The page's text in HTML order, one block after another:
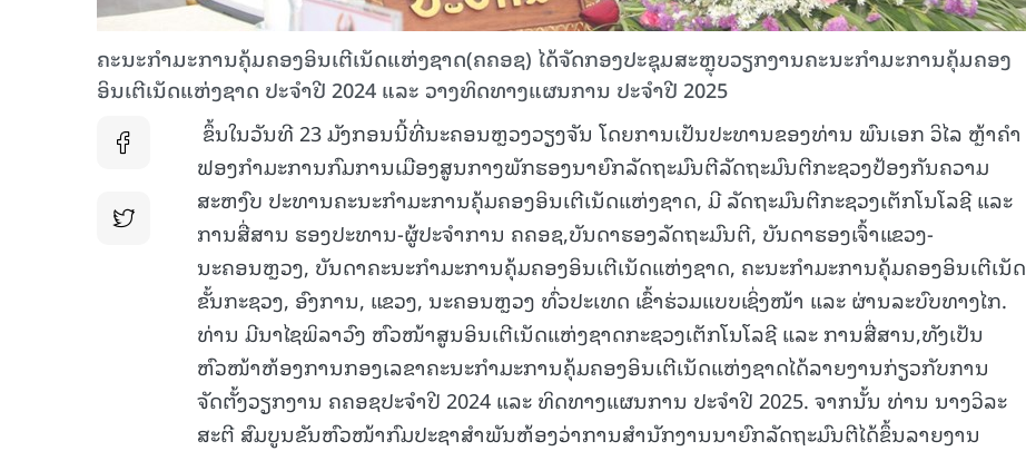
ຄະນະກໍາມະການຄຸ້ມຄອງອິນເຕີເນັດແຫ່ງຊາດ(ຄຄອຊ) ໄດ້ຈັດກອງປະຊຸມສະຫຼຸບວຽກງານຄະນະກຳມະການຄຸ້ມຄອງ
ອິນເຕີເນັດແຫ່ງຊາດ ປະຈຳປີ 2024 ແລະ ວາງທິດທາງແຜນການ ປະຈຳປີ 2025
ຂຶ້ນໃນວັນທີ 23 ມັງກອນນີ້ທີ່ນະຄອນຫຼວງວຽງຈັນ ໂດຍການເປັນປະທານຂອງທ່ານ ພົນເອກ ວິໄລ ຫຼ້າຄຳ
ຟອງກໍາມະການກົມການເມືອງສູນກາງພັກຮອງນາຍົກລັດຖະມົນຕີລັດຖະມົນຕີກະຊວງປ້ອງກັນຄວາມ
ສະຫງົບ ປະທານຄະນະກຳມະການຄຸ້ມຄອງອິນເຕີເນັດແຫ່ງຊາດ, ມີ ລັດຖະມົນຕີກະຊວງເຕັກໂນໂລຊີ ແລະ
ການສື່ສານ ຮອງປະທານ-ຜູ້ປະຈຳການ ຄຄອຊ,ບັນດາຮອງລັດຖະມົນຕີ, ບັນດາຮອງເຈົ້າແຂວງ-
ນະຄອນຫຼວງ, ບັນດາຄະນະກຳມະການຄຸ້ມຄອງອິນເຕີເນັດແຫ່ງຊາດ, ຄະນະກຳມະການຄຸ້ມຄອງອິນເຕີເນັດ
ຂັ້ນກະຊວງ, ອົງການ, ແຂວງ, ນະຄອນຫຼວງ ທົ່ວປະເທດ ເຂົ້າຮ່ວມແບບເຊິ່ງໜ້າ ແລະ ຜ່ານລະບົບທາງໄກ.
ທ່ານ ມີນາໄຊພິລາວົງ ຫົວໜ້າສູນອິນເຕີເນັດແຫ່ງຊາດກະຊວງເຕັກໂນໂລຊີ ແລະ ການສື່ສານ,ທັງເປັນ
ຫົວໜ້າຫ້ອງການກອງເລຂາຄະນະກຳມະການຄຸ້ມຄອງອິນເຕີເນັດແຫ່ງຊາດໄດ້ລາຍງານກ່ຽວກັບການ
ຈັດຕັ້ງວຽກງານ ຄຄອຊປະຈໍາປີ 2024 ແລະ ທິດທາງແຜນການ ປະຈຳປີ 2025. ຈາກນັ້ນ ທ່ານ ນາງວິລະ
ສະຕີ ສົມບູນຂັນຫົວໜ້າກົມປະຊາສໍາພັນຫ້ອງວ່າການສຳນັກງານນາຍົກລັດຖະມົນຕີໄດ້ຂຶ້ນລາຍງານ
15.040(07-08-2026)